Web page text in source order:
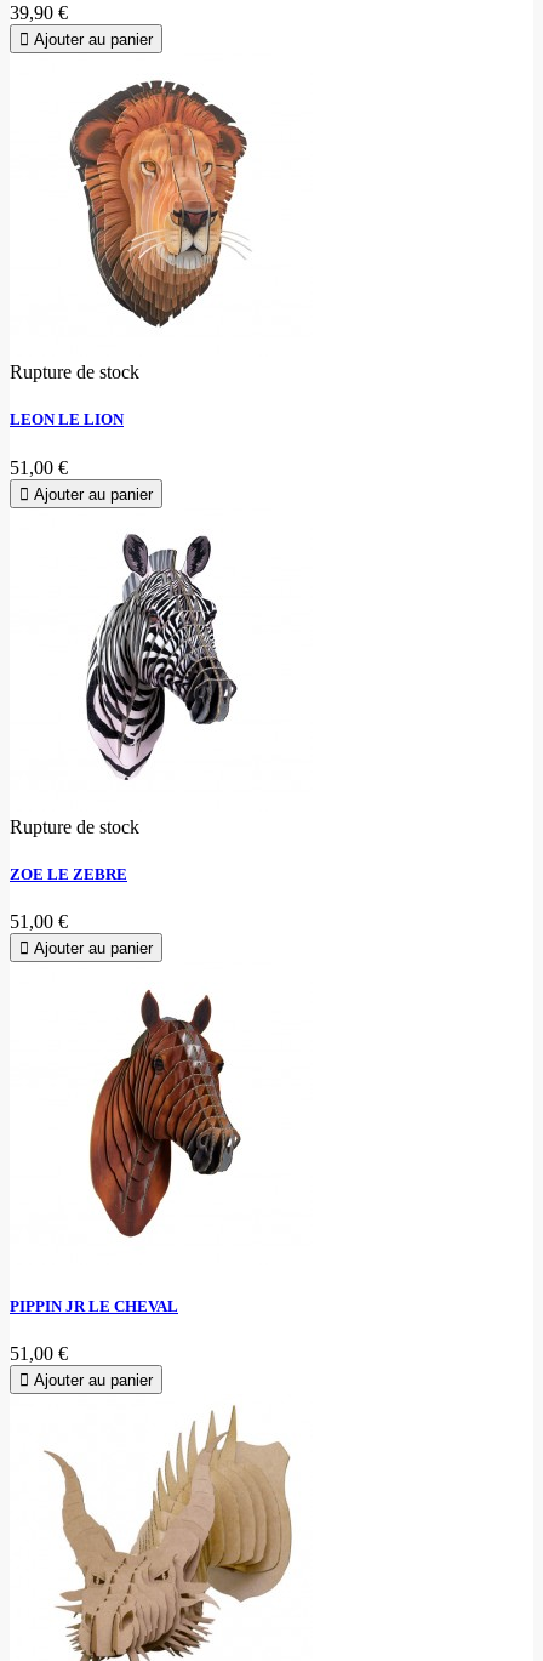
39,90 €
Ajouter au panier
Rupture de stock
LEON LE LION
51,00 €
Ajouter au panier
Rupture de stock
ZOE LE ZEBRE
51,00 €
Ajouter au panier
PIPPIN JR LE CHEVAL
51,00 €
Ajouter au panier